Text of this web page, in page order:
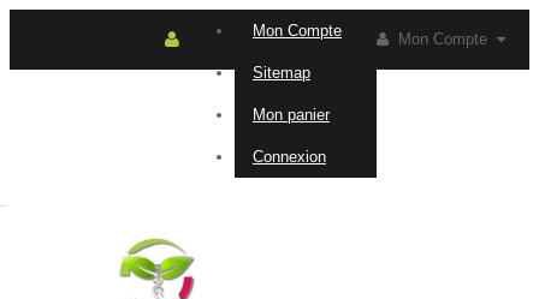
Mon Compte
Mon Compte
Sitemap
Mon panier
Connexion